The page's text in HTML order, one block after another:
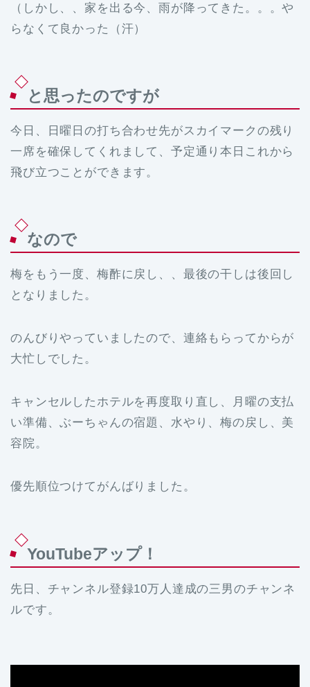
（しかし、、家を出る今、雨が降ってきた。。。や
らなくて良かった（汗）
と思ったのですが
今日、日曜日の打ち合わせ先がスカイマークの残り
一席を確保してくれまして、予定通り本日これから
飛び立つことができます。
なので
梅をもう一度、梅酢に戻し、、最後の干しは後回し
となりました。
のんびりやっていましたので、連絡もらってからが
大忙しでした。
キャンセルしたホテルを再度取り直し、月曜の支払
い準備、ぶーちゃんの宿題、水やり、梅の戻し、美
容院。
優先順位つけてがんばりました。
YouTubeアップ！
先日、チャンネル登録10万人達成の三男のチャンネ
ルです。